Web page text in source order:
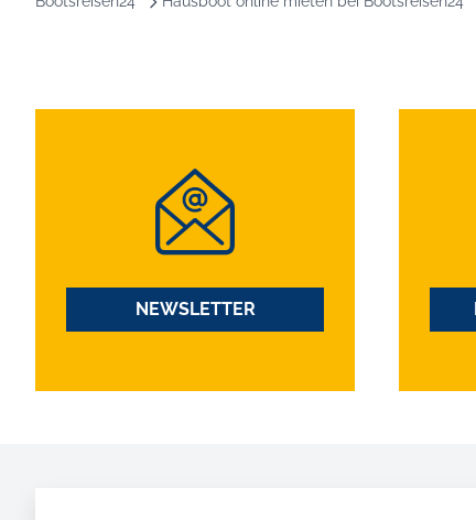
NEWSLETTER